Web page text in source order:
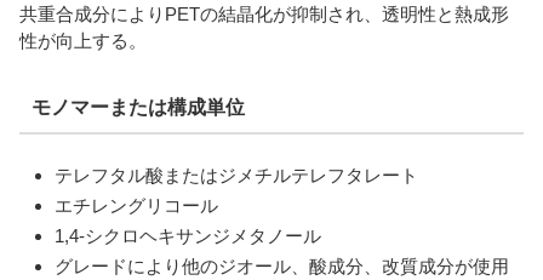
共重合成分によりPETの結晶化が抑制され、透明性と熱成形
性が向上する。
モノマーまたは構成単位
テレフタル酸またはジメチルテレフタレート
エチレングリコール
1,4-シクロヘキサンジメタノール
グレードにより他のジオール、酸成分、改質成分が使用